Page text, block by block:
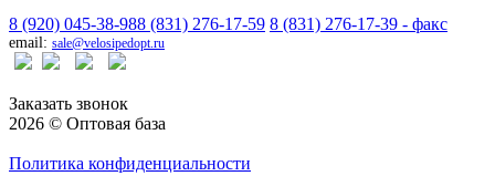
8 (920) 045-38-988 (831) 276-17-59 8 (831) 276-17-39 - факс
email: sale@velosipedopt.ru
Заказать звонок
2026 © Оптовая база
Политика конфиденциальности